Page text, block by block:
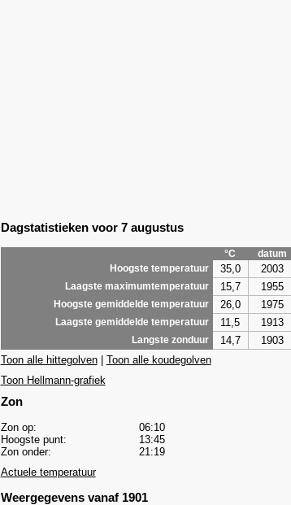
Dagstatistieken voor 7 augustus
°C
datum
Hoogste temperatuur
35,0 2003
Laagste maximumtemperatuur 15,7 1955
Hoogste gemiddelde temperatuur 26,0 1975
Laagste gemiddelde temperatuur 11,5 1913
Langste zonduur 14,7
1903
Toon alle hittegolven| Toon alle koudegolven
Toon Hellmann-grafiek
Zon
Zon op:
06:10
Hoogste punt:
13:45
Zon onder:
21:19
Actuele temperatuur
Weergegevens vanaf 1901